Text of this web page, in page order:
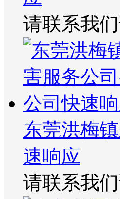
请联系我
东莞洪梅
速响应
请联系我